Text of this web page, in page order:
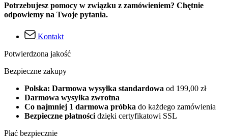
Potrzebujesz pomocy w związku z zamówieniem? Chętnie
odpowiemy na Twoje pytania.
Kontakt
Potwierdzona jakość
Bezpieczne zakupy
Polska: Darmowa wysyłka standardowa od 199,00 zł
Darmowa wysyłka zwrotna
Co najmniej 1 darmowa próbka do każdego zamówienia
Bezpieczne płatności dzięki certyfikatowi SSL
Płać bezpiecznie